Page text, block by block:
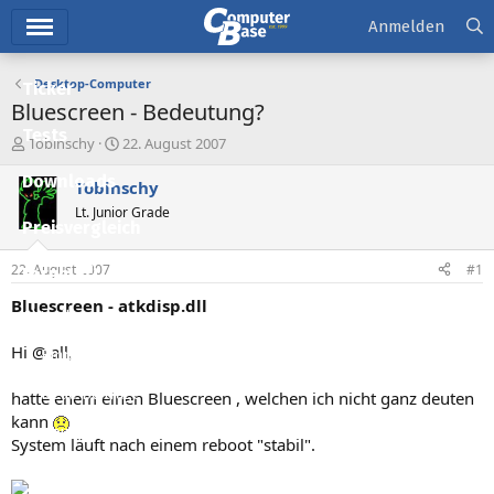
Ticker
Tests
Downloads
Preisvergleich
Forum
Aktuelles
Empfohlene Inhalte
Neue Beiträge
Neueste Aktivitäten
Anmelden
Desktop-Computer
Bluescreen - Bedeutung?
E
s
t
e
e
r
Tobinschy
E
s
e
t
a
22. August 2007
Tobinschy
Lt. Junior Grade
22. August 2007 #1
Bluescreen - atkdisp.dll
Hi @ all,
hatte enem einen Bluescreen , welchen ich nicht ganz deuten
kann
System läuft nach einem reboot "stabil".